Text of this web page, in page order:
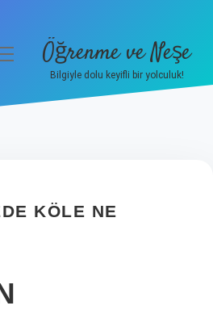
Öğrenme ve Neşe
Bilgiyle dolu keyifli bir yolculuk!
KÖLE NE